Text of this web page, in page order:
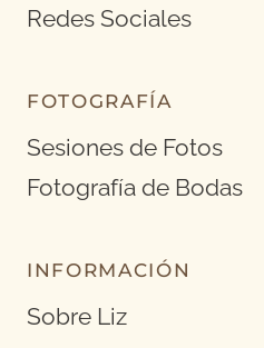
Redes Sociales
FOTOGRAFÍA
Sesiones de Fotos
Fotografía de Bodas
INFORMACIÓN
Sobre Liz